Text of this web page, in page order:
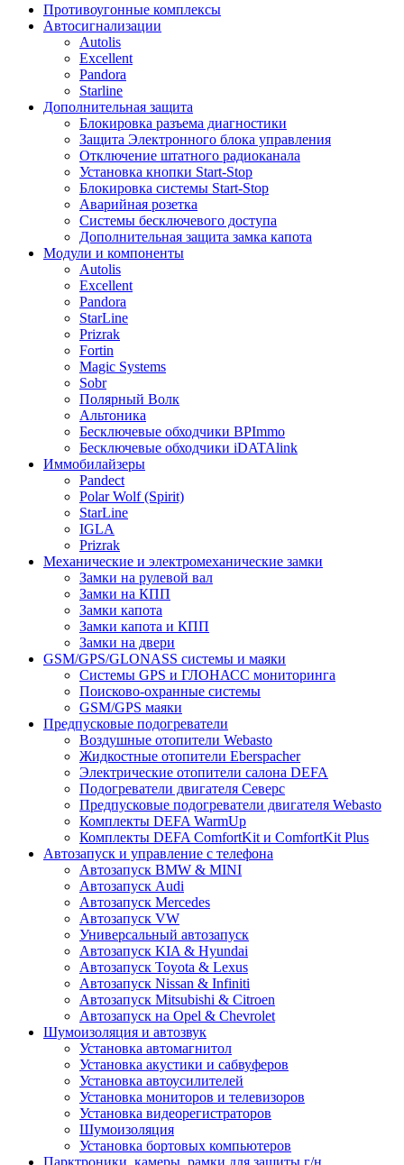
Противоугонные комплексы
Автосигнализации
Autolis
Excellent
Pandora
Starline
Дополнительная защита
Блокировка разъема диагностики
Защита Электронного блока управления
Отключение штатного радиоканала
Установка кнопки Start-Stop
Блокировка системы Start-Stop
Аварийная розетка
Системы бесключевого доступа
Дополнительная защита замка капота
Модули и компоненты
Autolis
Excellent
Pandora
StarLine
Prizrak
Fortin
Magic Systems
Sobr
Полярный Волк
Альтоника
Бесключевые обходчики BPImmo
Бесключевые обходчики iDATAlink
Иммобилайзеры
Pandect
Polar Wolf (Spirit)
StarLine
IGLA
Prizrak
Механические и электромеханические замки
Замки на рулевой вал
Замки на КПП
Замки капота
Замки капота и КПП
Замки на двери
GSM/GPS/GLONASS системы и маяки
Системы GPS и ГЛОНАСС мониторинга
Поисково-охранные системы
GSM/GPS маяки
Предпусковые подогреватели
Воздушные отопители Webasto
Жидкостные отопители Eberspacher
Электрические отопители салона DEFA
Подогреватели двигателя Северс
Предпусковые подогреватели двигателя Webasto
Комплекты DEFA WarmUp
Комплекты DEFA ComfortKit и ComfortKit Plus
Автозапуск и управление с телефона
Автозапуск BMW & MINI
Автозапуск Audi
Автозапуск Mercedes
Автозапуск VW
Универсальный автозапуск
Автозапуск KIA & Hyundai
Автозапуск Toyota & Lexus
Автозапуск Nissan & Infiniti
Автозапуск Mitsubishi & Citroen
Автозапуск на Opel & Chevrolet
Шумоизоляция и автозвук
Установка автомагнитол
Установка акустики и сабвуферов
Установка автоусилителей
Установка мониторов и телевизоров
Установка видеорегистраторов
Шумоизоляция
Установка бортовых компьютеров
Парктроники, камеры, рамки для защиты г/н